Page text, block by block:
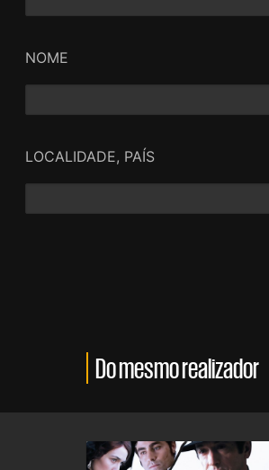
NOME
LOCALIDADE, PAÍS
Do mesmo realizador